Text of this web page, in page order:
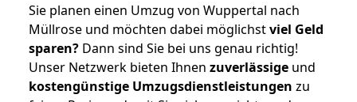
Sie planen einen Umzug von Wuppertal nach
Müllrose und möchten dabei möglichstviel Geld
sparen? Dann sind Sie bei uns genau richtig!
Unser Netzwerk bieten Ihnen zuverlässige und
kostengünstige Umzugsdienstleistungen zu